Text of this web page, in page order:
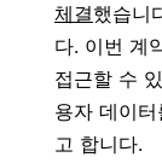
체결했습니
다. 이번 계
접근할 수
용자 데이
고 합니다.